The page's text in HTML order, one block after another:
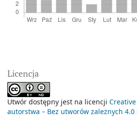
Licencja
Utwór dostępny jest na licencji
autorstwa – Bez utworów zależnych